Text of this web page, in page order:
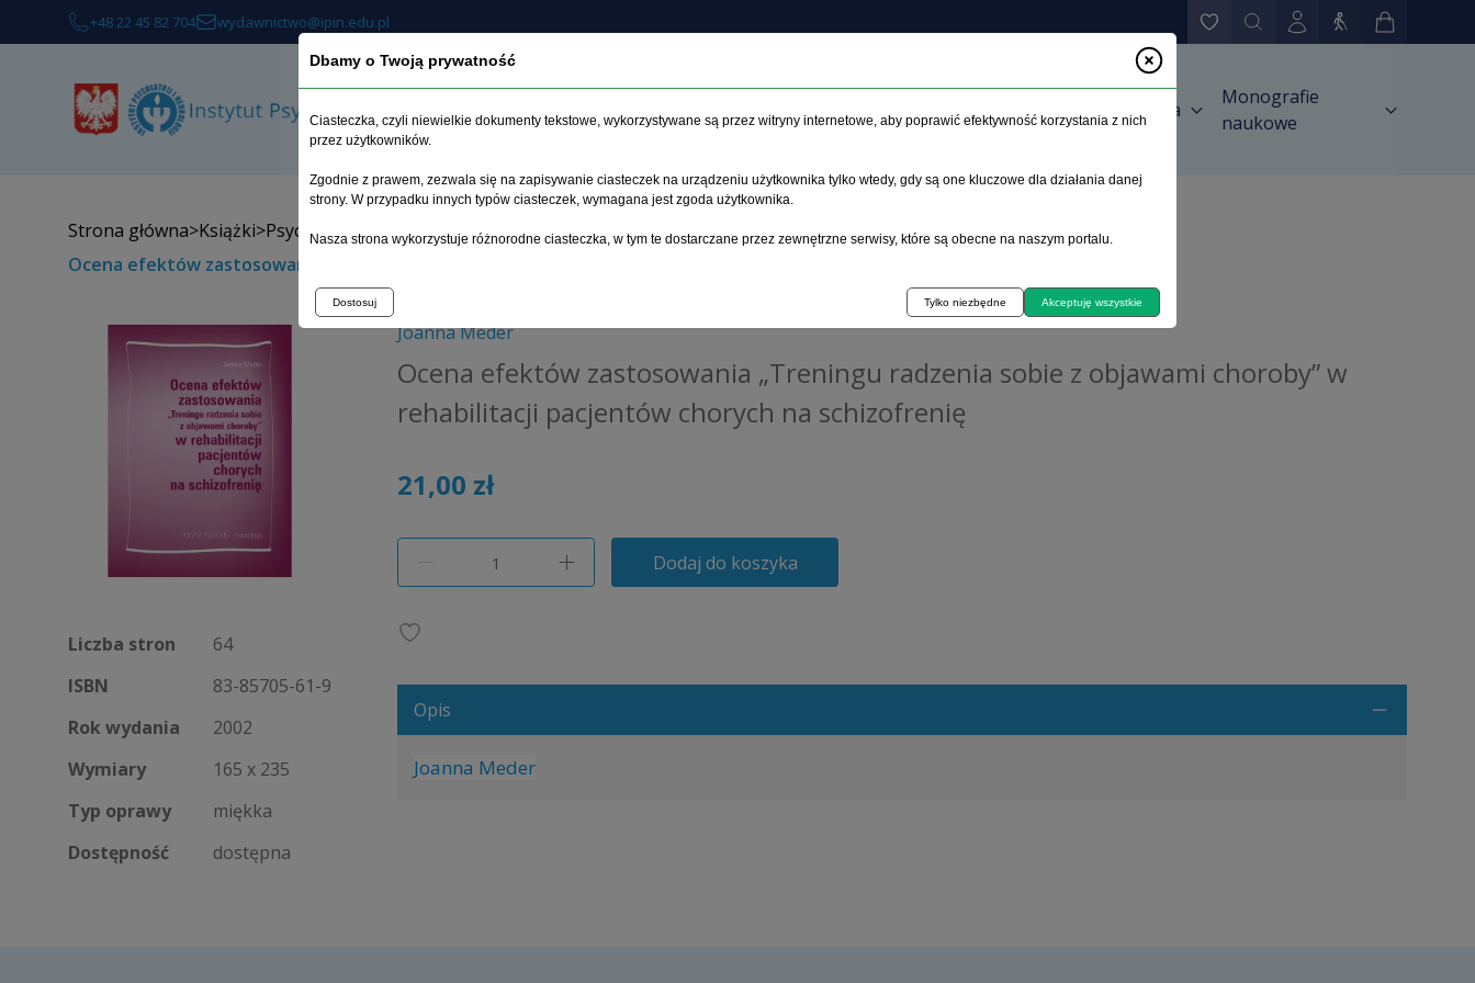
+48 22 45 82 704 wydawnictwo@ipin.edu.pl
Książki Czasopisma
Programy
profilaktyczne
O
wydawnictwie
Zamówienia
Monografie
naukowe
Strona główna>Książki>Psychiatria>
Ocena efektów zastosowania „Treningu radzenia sobie z objawami choroby” w rehabilitacji pacjentów chorych na schizofrenię
Liczba stron
64
ISBN
83-85705-61-9
Rok wydania
2002
Wymiary
165 x 235
Typ oprawy
miękka
Dostępność
dostępna
Joanna Meder
Ocena efektów zastosowania „Treningu radzenia sobie z objawami choroby” w
rehabilitacji pacjentów chorych na schizofrenię
21,00 zł
Dodaj do koszyka
Opis
Joanna Meder
Dbamy o Twoją prywatność
Ciasteczka, czyli niewielkie dokumenty tekstowe, wykorzystywane są przez witryny internetowe, aby poprawić efektywność korzystania z nich
przez użytkowników.
Zgodnie z prawem, zezwala się na zapisywanie ciasteczek na urządzeniu użytkownika tylko wtedy, gdy są one kluczowe dla działania danej
strony. W przypadku innych typów ciasteczek, wymagana jest zgoda użytkownika.
Nasza strona wykorzystuje różnorodne ciasteczka, w tym te dostarczane przez zewnętrzne serwisy, które są obecne na naszym portalu.
Dostosuj Tylko niezbędne Akceptuję wszystkie